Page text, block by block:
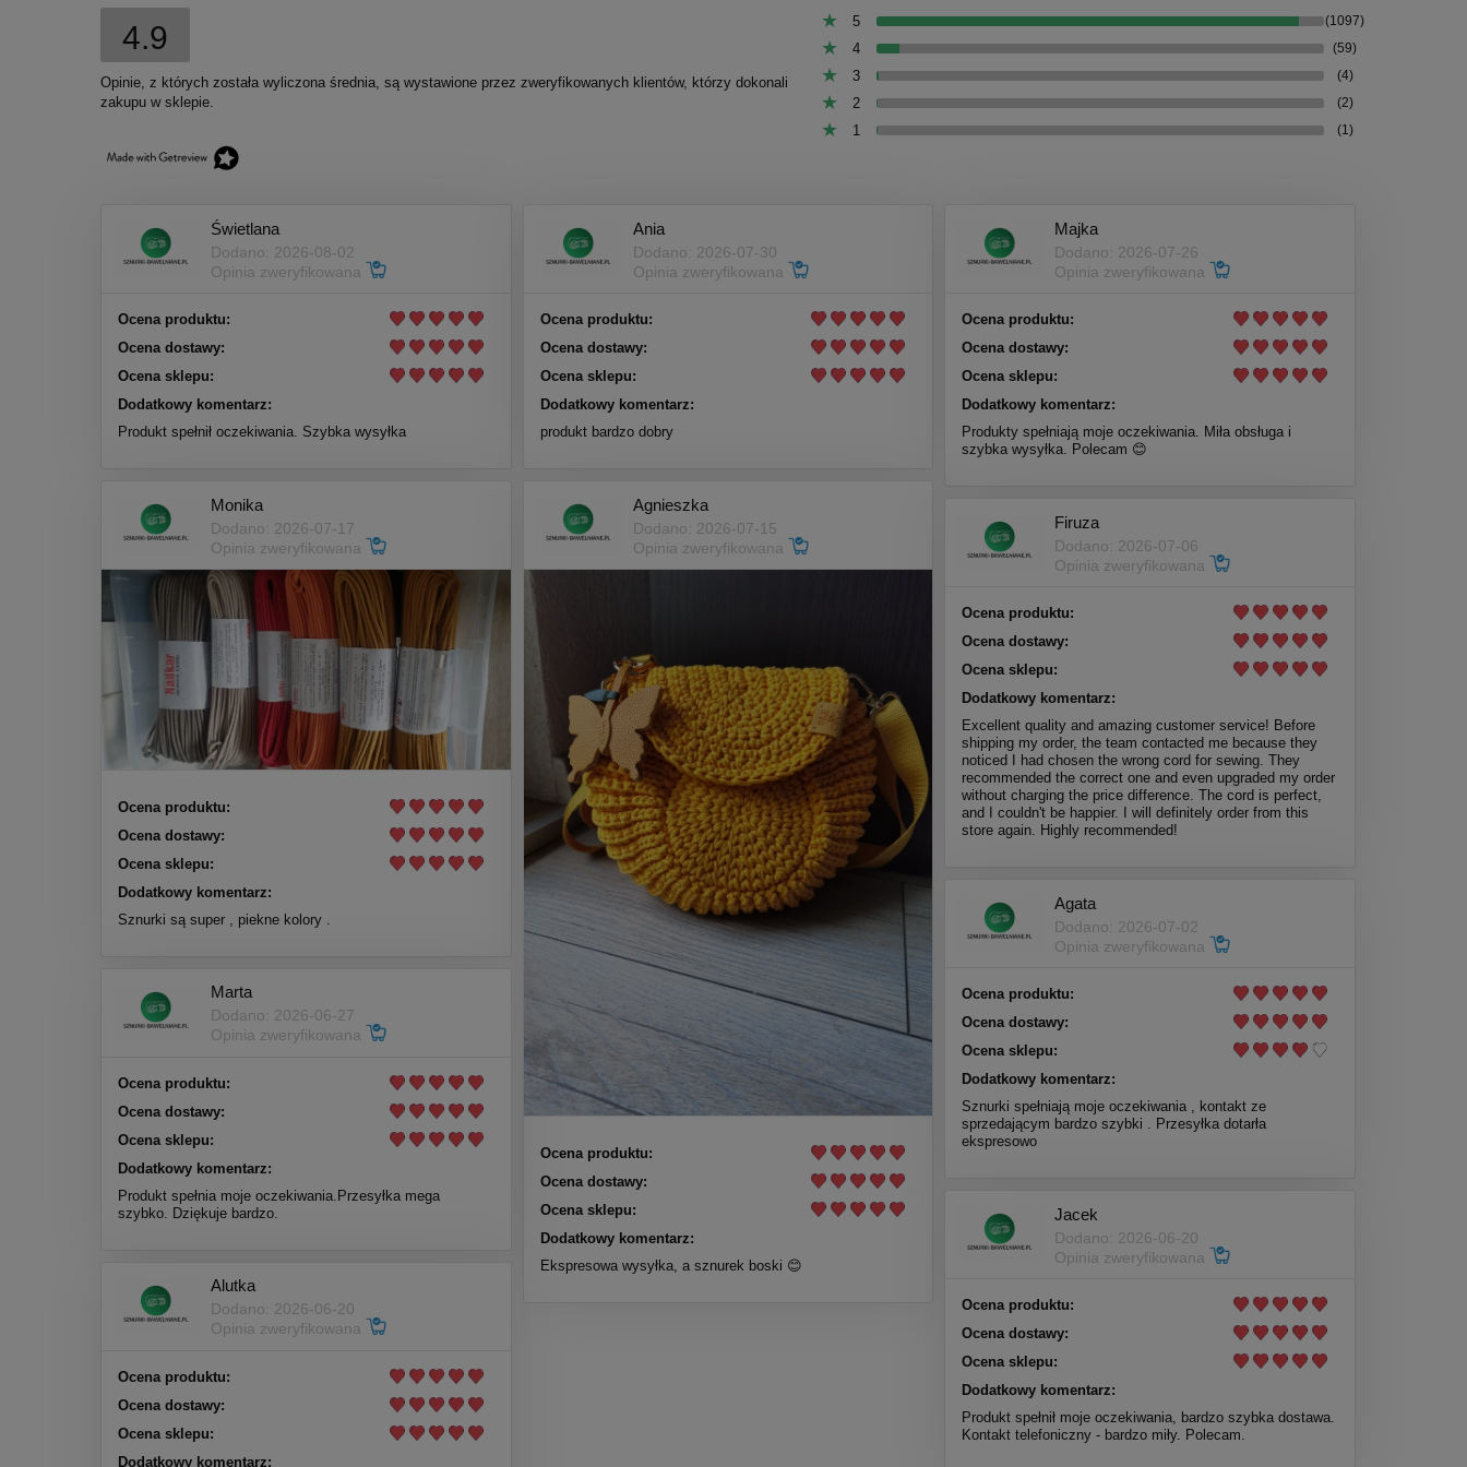
4.9
Opinie, z których została wyliczona średnia, są wystawione przez zweryfikowanych klientów, którzy dokonali
zakupu w sklepie.
5 (1097)
4 (59)
3 (4)
2 (2)
1 (1)
Świetlana
Dodano: 2026-08-02
Opinia zweryfikowana
Ocena produktu:
Ocena dostawy:
Ocena sklepu:
Dodatkowy komentarz:
Produkt spełnił oczekiwania. Szybka wysyłka
Ania
Dodano: 2026-07-30
Opinia zweryfikowana
Ocena produktu:
Ocena dostawy:
Ocena sklepu:
Dodatkowy komentarz:
produkt bardzo dobry
Majka
Dodano: 2026-07-26
Opinia zweryfikowana
Ocena produktu:
Ocena dostawy:
Ocena sklepu:
Dodatkowy komentarz:
Produkty spełniają moje oczekiwania. Miła obsługa i
szybka wysyłka. Polecam 😊
Monika
Dodano: 2026-07-17
Opinia zweryfikowana
Ocena produktu:
Ocena dostawy:
Ocena sklepu:
Dodatkowy komentarz:
Sznurki są super , piekne kolory .
Agnieszka
Dodano: 2026-07-15
Opinia zweryfikowana
Ocena produktu:
Ocena dostawy:
Ocena sklepu:
Dodatkowy komentarz:
Ekspresowa wysyłka, a sznurek boski 😊
Firuza
Dodano: 2026-07-06
Opinia zweryfikowana
Ocena produktu:
Ocena dostawy:
Ocena sklepu:
Dodatkowy komentarz:
Excellent quality and amazing customer service! Before
shipping my order, the team contacted me because they
noticed I had chosen the wrong cord for sewing. They
recommended the correct one and even upgraded my order
without charging the price difference. The cord is perfect,
and I couldn't be happier. I will definitely order from this
store again. Highly recommended!
Agata
Dodano: 2026-07-02
Opinia zweryfikowana
Ocena produktu:
Ocena dostawy:
Ocena sklepu:
Dodatkowy komentarz:
Sznurki spełniają moje oczekiwania , kontakt ze
sprzedającym bardzo szybki . Przesyłka dotarła
ekspresowo
Marta
Dodano: 2026-06-27
Opinia zweryfikowana
Ocena produktu:
Ocena dostawy:
Ocena sklepu:
Dodatkowy komentarz:
Produkt spełnia moje oczekiwania.Przesyłka mega
szybko. Dziękuje bardzo.
Jacek
Dodano: 2026-06-20
Opinia zweryfikowana
Ocena produktu:
Ocena dostawy:
Ocena sklepu:
Dodatkowy komentarz:
Produkt spełnił moje oczekiwania, bardzo szybka dostawa.
Kontakt telefoniczny - bardzo miły. Polecam.
Alutka
Dodano: 2026-06-20
Opinia zweryfikowana
Ocena produktu:
Ocena dostawy:
Ocena sklepu:
Dodatkowy komentarz: